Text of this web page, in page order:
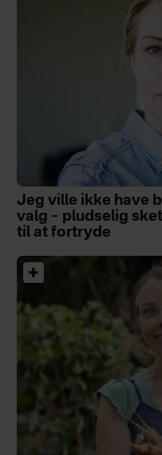
Jeg ville ikke have
valg – pludselig
til at fortryde